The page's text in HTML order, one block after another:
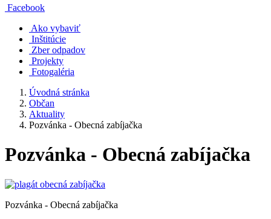
Facebook
Ako vybaviť
Inštitúcie
Zber odpadov
Projekty
Fotogaléria
Úvodná stránka
Občan
Aktuality
Pozvánka - Obecná zabíjačka
Pozvánka - Obecná zabíjačka
Pozvánka - Obecná zabíjačka